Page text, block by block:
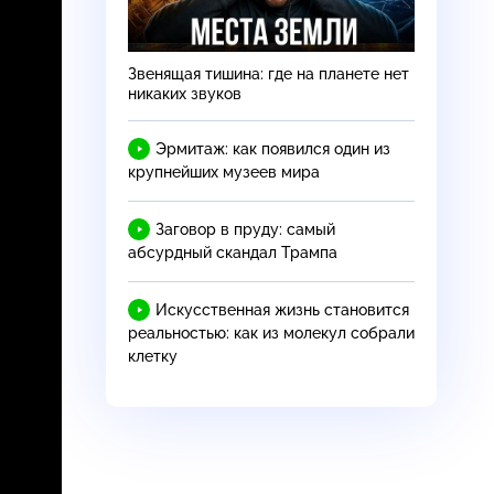
Звенящая тишина: где на планете нет
никаких звуков
Эрмитаж: как появился один из
крупнейших музеев мира
Заговор в пруду: самый
абсурдный скандал Трампа
Искусственная жизнь становится
реальностью: как из молекул собрали
клетку